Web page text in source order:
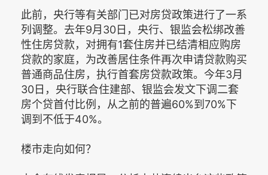
此前，央行等有关部门已对房贷政策进行了一系
列调整。去年9月30日，央行、银监会松绑改善
性住房贷款，对拥有1套住房并已结清相应购房
贷款的家庭，为改善居住条件再次申请贷款购买
普通商品住房，执行首套房贷款政策。今年3月
30日，央行联合住建部、银监会发文下调二套
房个贷首付比例，从之前的普遍60%到70%下
调到不低于40%。
楼市走向如何？